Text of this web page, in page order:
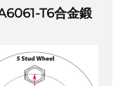
T6合金鍛